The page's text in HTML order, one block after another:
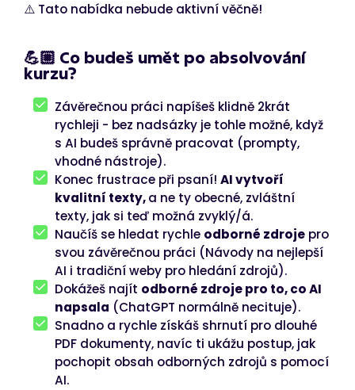
⚠️ Tato nabídka nebude aktivní věčně!
💪🏼 Co budeš umět po absolvování
kurzu?
Závěrečnou práci napíšeš klidně 2krát
rychleji - bez nadsázky je tohle možné, když
s AI budeš správně pracovat (prompty,
vhodné nástroje).
Konec frustrace při psaní!AI vytvoří
kvalitní texty,a ne ty obecné, zvláštní
texty, jak si teď možná zvyklý/á.
Naučíš se hledat rychle odborné zdroje pro
svou závěrečnou práci (Návody na nejlepší
AI i tradiční weby pro hledání zdrojů).
Dokážeš najít odborné zdroje pro to, co AI
napsala (ChatGPT normálně necituje).
Snadno a rychle získáš shrnutí pro dlouhé
PDF dokumenty, navíc ti ukážu postup, jak
pochopit obsah odborných zdrojů s pomocí
AI.